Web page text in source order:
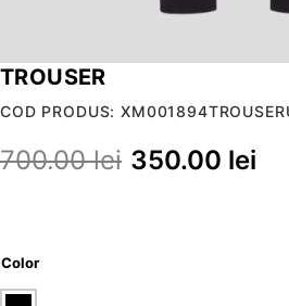
TROUSER
COD PRODUS:
700.00lei 350.00 lei
Color